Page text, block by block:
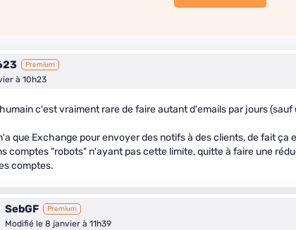
Premium
à 10h23
c'est vraiment rare de faire autant d'emails par jours (sauf
que Exchange pour envoyer des notifs à des clients, de fait ça
comptes "robots" n'ayant pas cette limite, quitte à faire une
comptes.
SebGF Premium
Modifié le 8 janvier à 11h39